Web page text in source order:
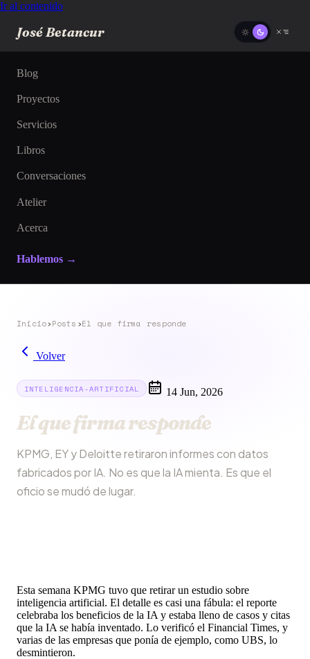
Ir al contenido
José Betancur
Blog
Proyectos
Servicios
Libros
Conversaciones
Atelier
Acerca
Hablemos →
Inicio›Posts ›El que firma responde
Volver
INTELIGENCIA-ARTIFICIAL 14 Jun, 2026
El que firma responde
KPMG, EY y Deloitte retiraron informes con datos
fabricados por IA. No es que la IA mienta. Es que el
oficio se mudó de lugar.
Esta semana KPMG tuvo que retirar un estudio sobre
inteligencia artificial. El detalle es casi una fábula: el reporte
celebraba los beneficios de la IA y estaba lleno de casos y citas
que la IA se había inventado. Lo verificó el Financial Times, y
varias de las empresas que ponía de ejemplo, como UBS, lo
desmintieron.